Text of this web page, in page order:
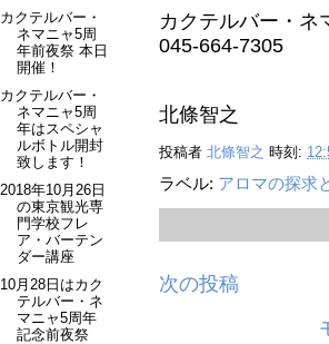
カクテルバー・ネ
045-664-7305
北條智之
投稿者 北條智之 時刻:
ラベル: アロマの探求
次の投稿
カクテルバー・
ネマニャ5周
年前夜祭 本日
開催！
カクテルバー・
ネマニャ5周
年はスペシャ
ルボトル開封
致します！
2018年10月26日
の東京観光専
門学校フレ
ア・バーテン
ダー講座
10月28日はカク
テルバー・ネ
マニャ5周年
記念前夜祭